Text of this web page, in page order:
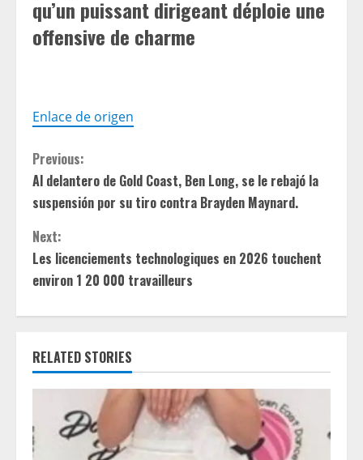
qu’un puissant dirigeant déploie une
offensive de charme
Enlace de origen
C
o
n
t
u
R
Previous:
Al delantero de Gold Coast, Ben Long, se le rebajó la
suspensión por su tiro contra Brayden Maynard.
Next:
Les licenciements technologiques en 2026 touchent
environ 1 20 000 travailleurs
RELATED STORIES